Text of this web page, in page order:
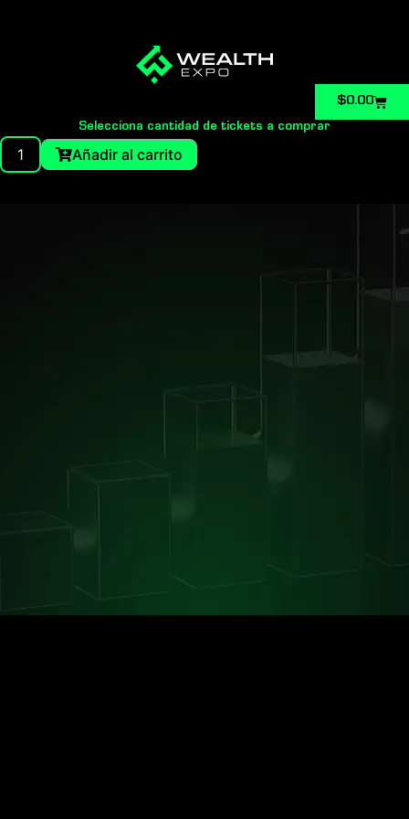
$0.00
Selecciona cantidad de tickets a comprar
VIP
Ticket
Añadir al carrito